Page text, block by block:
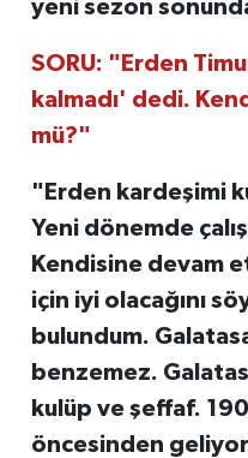
yeni sezon
SORU: "Erden
kalmadı' dedi.
mü?"
"Erden kardeşimi
Yeni dönemde
Kendisine devam
için iyi olacağını
bulundum.
benzemez.
kulüp ve şeffaf.
öncesinden